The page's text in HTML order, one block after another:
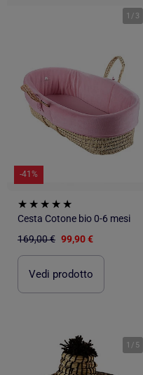
1 / 3
-41%
Cesta Cotone bio 0-6 mesi
169,00 € 99,90 €
Vedi prodotto
1 / 5